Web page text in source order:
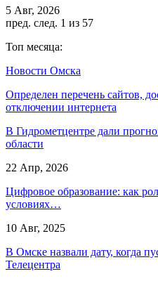
5 Авг, 2026
пред. след. 1 из 57
Топ месяца:
Новости Омска
Определен перечень сайтов,
отключении интернета
В Гидрометцентре дали
области
22 Апр, 2026
Цифровое образование: как
условиях…
10 Авг, 2025
В Омске назвали дату, когда
Телецентра